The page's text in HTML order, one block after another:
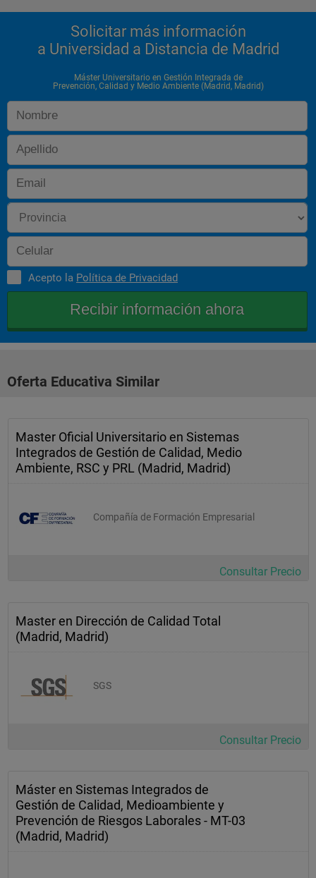
O
Prácticas Externas (adaptadas a la especialidad elegida)
6
B
6
Solicitar más información
a Universidad a Distancia de Madrid
Máster Universitario en Gestión Integrada de
Prevención, Calidad y Medio Ambiente (Madrid, Madrid)
Acepto la Política de Privacidad
Oferta Educativa Similar
Master Oficial Universitario en Sistemas
Integrados de Gestión de Calidad, Medio
Ambiente, RSC y PRL (Madrid, Madrid)
Compañía de Formación Empresarial
Consultar Precio
Master en Dirección de Calidad Total
(Madrid, Madrid)
SGS
Consultar Precio
Máster en Sistemas Integrados de
Gestión de Calidad, Medioambiente y
Prevención de Riesgos Laborales - MT-03
(Madrid, Madrid)